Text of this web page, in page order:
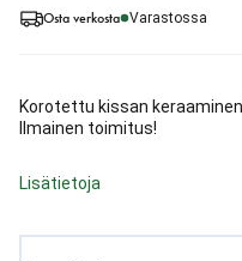
Osta verkosta Varastossa
Korotettu kissan
Ilmainen toimitus!
Lisätietoja